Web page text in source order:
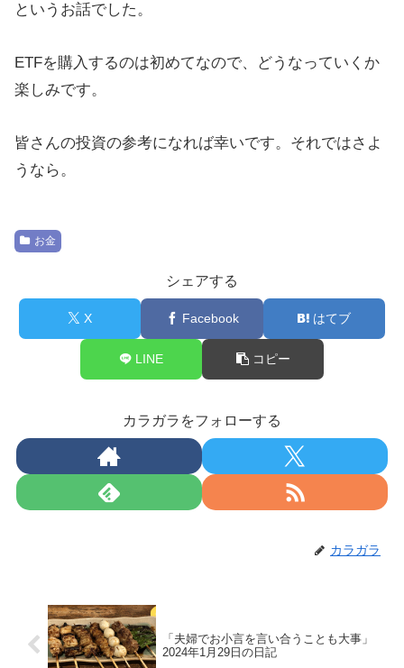
というお話でした。
ETFを購入するのは初めてなので、どうなっていくか
楽しみです。
皆さんの投資の参考になれば幸いです。それではさよ
うなら。
お金
シェアする
X Facebook はてブ
LINE コピー
カラガラをフォローする
カラガラ
「夫婦でお小言を言い合うことも大事」
2024年1月29日の日記